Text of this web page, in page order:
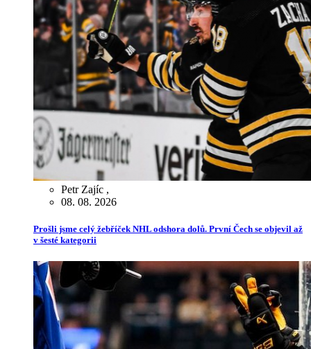
Petr Zajíc ,
08. 08. 2026
Prošli jsme celý žebříček NHL odshora dolů. První Čech se objevil až
v šesté kategorii